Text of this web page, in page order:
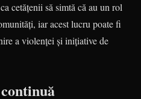
cetățenii să simtă că au un rol
iar acest lucru poate fi
a violenței și inițiative de